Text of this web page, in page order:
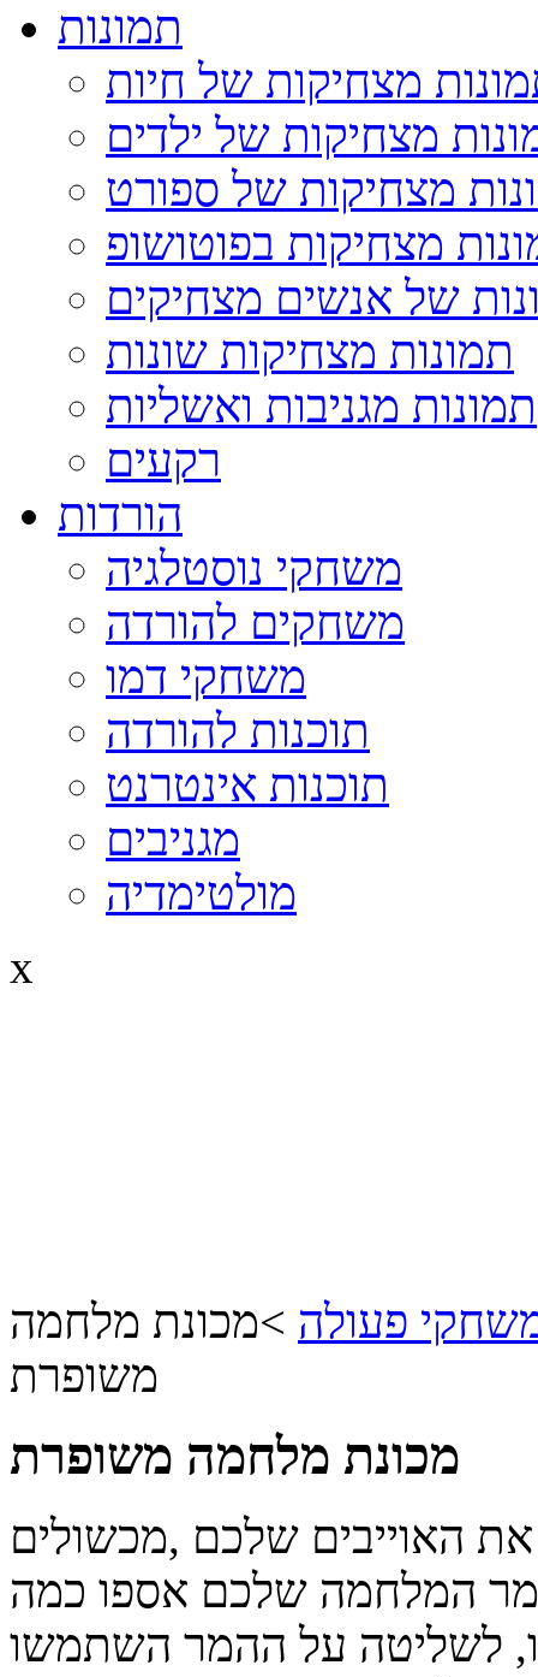
תמונות
מצחיקות של חיות
מצחיקות של ילדים
מצחיקות של ספורט
מצחיקות בפוטושופ
של אנשים מצחיקים
תמונות מצחיקות שונות
תמונות מגניבות ואשליות
רקעים
הורדות
משחקי נוסטלגיה
משחקים להורדה
משחקי דמו
תוכנות להורדה
תוכנות אינטרנט
מגניבים
מולטימדיה
x
פעולה >מכונת מלחמה
משופרת
מכונת מלחמה משופרת
האוייבים שלכם ,מכשולים
המלחמה שלכם אספו כמה
לשליטה על ההמר השתמשו